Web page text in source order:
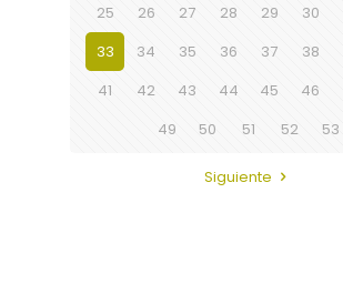
25
26 27 28 29 30
33
34 35 36 37 38
41
42 43 44 45 46
49
50 51 52 53
Siguiente